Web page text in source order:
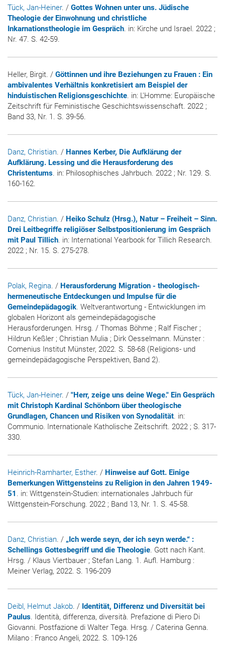
Tück, Jan-Heiner. / Gottes Wohnen unter uns. Jüdische
Theologie der Einwohnung und christliche
Inkarnationstheologie im Gespräch. in: Kirche und Israel . 2022 ;
Nr. 47. S. 42-59.
Heller, Birgit. / Göttinnen und ihre Beziehungen zu Frauen : Ein
ambivalentes Verhältnis konkretisiert am Beispiel der
hinduistischen Religionsgeschichte. in: L'Homme: Europäische
Zeitschrift für Feministische Geschichtswissenschaft. 2022 ;
Band 33, Nr. 1. S. 39-56.
Danz, Christian. / Hannes Kerber, Die Aufklärung der
Aufklärung. Lessing und die Herausforderung des
Christentums. in: Philosophisches Jahrbuch. 2022 ; Nr. 129. S.
160-162.
Danz, Christian. / Heiko Schulz (Hrsg.), Natur – Freiheit – Sinn.
Drei Leitbegriffe religiöser Selbstpositionierung im Gespräch
mit Paul Tillich. in: International Yearbook for Tillich Research.
2022 ; Nr. 15. S. 275-278.
Polak, Regina. / Herausforderung Migration - theologisch-
hermeneutische Entdeckungen und Impulse für die
Gemeindepädagogik. Weltverantwortung - Entwicklungen im
globalen Horizont als gemeindepädagogische
Herausforderungen. Hrsg. / Thomas Böhme ; Ralf Fischer ;
Hildrun Keßler ; Christian Mulia ; Dirk Oesselmann. Münster :
Comenius Institut Münster, 2022. S. 58-68 (Religions- und
gemeindepädagogische Perspektiven, Band 2).
Tück, Jan-Heiner. / "Herr, zeige uns deine Wege." Ein Gespräch
mit Christoph Kardinal Schönborn über theologische
Grundlagen, Chancen und Risiken von Synodalität. in:
Communio. Internationale Katholische Zeitschrift. 2022 ; S. 317-
330.
Heinrich-Ramharter, Esther. / Hinweise auf Gott. Einige
Bemerkungen Wittgensteins zu Religion in den Jahren 1949-
51 . in: Wittgenstein-Studien: internationales Jahrbuch für
Wittgenstein-Forschung. 2022 ; Band 13, Nr. 1. S. 45-58.
Danz, Christian. / „Ich werde seyn, der ich seyn werde.“ :
Schellings Gottesbegriff und die Theologie. Gott nach Kant.
Hrsg. / Klaus Viertbauer ; Stefan Lang. 1. Aufl. Hamburg :
Meiner Verlag, 2022. S. 196-209
Deibl, Helmut Jakob. / Identität, Differenz und Diversität bei
Paulus. Identità, differenza, diversità. Prefazione di Piero Di
Giovanni. Postfazione di Walter Tega. Hrsg. / Caterina Genna.
Milano : Franco Angeli, 2022. S. 109-126